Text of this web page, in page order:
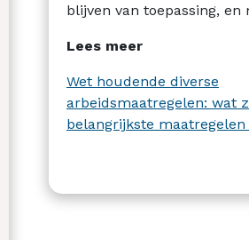
blijven van toepassing, en
Lees meer
Wet houdende diverse
arbeidsmaatregelen: wat
belangrijkste maatregelen